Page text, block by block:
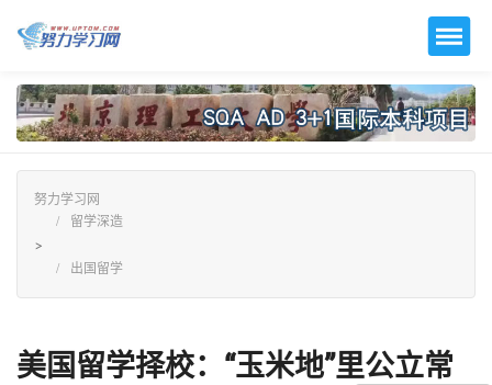
努力学习网
留学深造
>
出国留学
美国留学择校：“玉米地”里公立常